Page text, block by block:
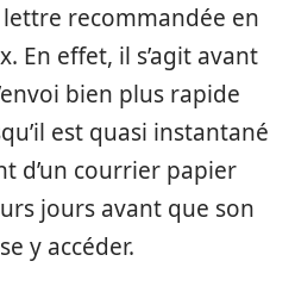
recommandée en
En effet, il s’agit avant
bien plus rapide
est quasi instantané
d’un courrier papier
jours avant que son
y accéder.